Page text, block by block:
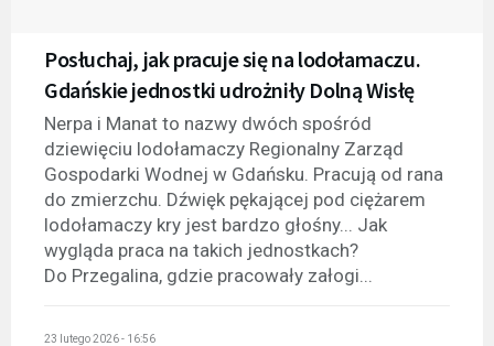
Posłuchaj, jak pracuje się na lodołamaczu.
Gdańskie jednostki udrożniły Dolną Wisłę
Nerpa i Manat to nazwy dwóch spośród
dziewięciu lodołamaczy Regionalny Zarząd
Gospodarki Wodnej w Gdańsku. Pracują od rana
do zmierzchu. Dźwięk pękającej pod ciężarem
lodołamaczy kry jest bardzo głośny... Jak
wygląda praca na takich jednostkach?
Do Przegalina, gdzie pracowały załogi...
23 lutego 2026 - 16:56